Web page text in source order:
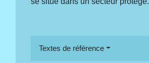
Textes de référence